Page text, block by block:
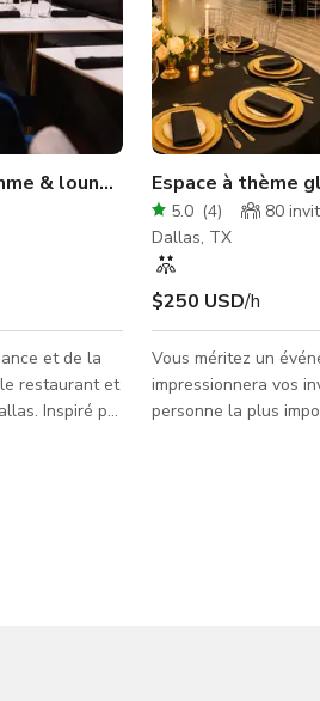
studio de
les
sessions
maquillage pour
pour vous préparer
Les garçons
& lounge avec patio couvert
et de la
restaurant et
Inspiré par
Espace à thème
5.0 (4) 80
Dallas, TX
$250 USD/h
Vous méritez un
impressionnera vos
personne la plus